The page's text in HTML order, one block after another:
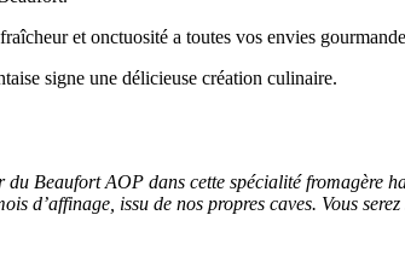
et onctuosité a toutes vos envies
signe une délicieuse création culinaire.
du Beaufort AOP dans cette spécialité
d’affinage, issu de nos propres caves. Vous